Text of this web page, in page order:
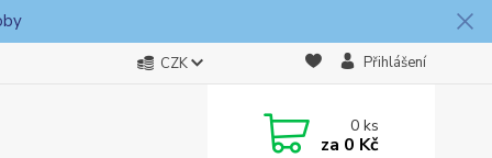
CZK Přihlášení
0ks
za 0 Kč